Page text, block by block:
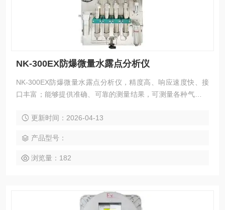
NK-300EX防爆微量水露点分析仪
NK-300EX防爆微量水露点分析仪，精度高、响应速度快、接
口丰富；能够提供准确、可靠的测量结果，可测量各种气体中
分析场合。无论是在生产过程控制、产品质量保证还是实验研
质量标准。
更新时间：2026-04-13
产品型号：
浏览量：182